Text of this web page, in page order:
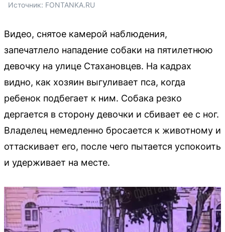
Источник: FONTANKA.RU
Видео, снятое камерой наблюдения,
запечатлело нападение собаки на пятилетнюю
девочку на улице Стахановцев. На кадрах
видно, как хозяин выгуливает пса, когда
ребенок подбегает к ним. Собака резко
дергается в сторону девочки и сбивает ее с ног.
Владелец немедленно бросается к животному и
оттаскивает его, после чего пытается успокоить
и удерживает на месте.